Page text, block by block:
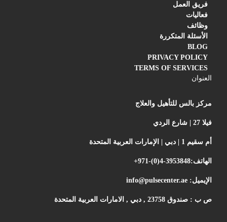
فريق العمل
فعاليات
وظائف
الأسئلة المتكررة
BLOG
PRIVACY POLICY
TERMS OF SERVICES
العنوان
مركز بالس للتأهيل والعلاج
فيلا 27 | شارع الردي
أم سقيم 1 | دبي | الإمارات العربية المتحدة
الهاتف:+971-(0)4-3953848
الإيميل: info@pulsecenter.ae
ص ب : صندوق 23758 , دبي , الامارات العربية المتحدة